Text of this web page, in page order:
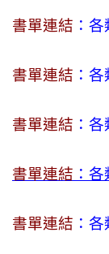
書單連結 ：
書單連結 ：
書單連結 ：
書單連結 ：
書單連結 ：